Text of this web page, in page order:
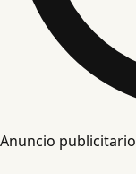
Anuncio publicitario